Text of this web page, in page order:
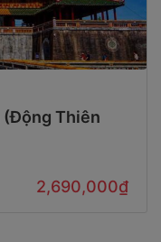
(Động Thiên
2,690,000₫